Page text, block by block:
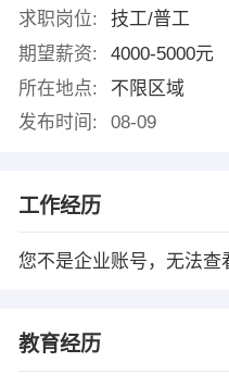
求职岗位:
技工/普工
期望薪资:
4000-5000元
所在地点:
不限区域
发布时间:
08-09
工作经历
您不是企业账号，无法查
教育经历